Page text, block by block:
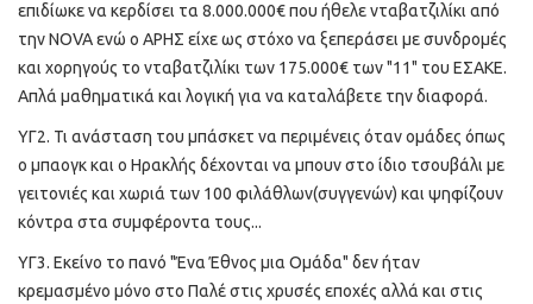
επιδίωκε να κερδίσει τα 8.000.000€ που ήθελε νταβατζιλίκι από
την NOVA ενώ ο ΑΡΗΣ είχε ως στόχο να ξεπεράσει με συνδρομές
και χορηγούς το νταβατζιλίκι των 175.000€ των "11" του ΕΣΑΚΕ.
Απλά μαθηματικά και λογική για να καταλάβετε την διαφορά.
ΥΓ2. Τι ανάσταση του μπάσκετ να περιμένεις όταν ομάδες όπως
ο μπαογκ και ο Ηρακλής δέχονται να μπουν στο ίδιο τσουβάλι με
γειτονιές και χωριά των 100 φιλάθλων(συγγενών) και ψηφίζουν
κόντρα στα συμφέροντα τους...
ΥΓ3. Εκείνο το πανό "Ένα Έθνος μια Ομάδα" δεν ήταν
κρεμασμένο μόνο στο Παλέ στις χρυσές εποχές αλλά και στις